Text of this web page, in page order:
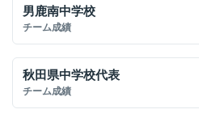
男鹿南中学校
チーム成績
秋田県中学校代表
チーム成績